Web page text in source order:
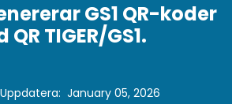
GS1 QR-koder
QR TIGER/GS1.
Uppdatera: January 05, 2026